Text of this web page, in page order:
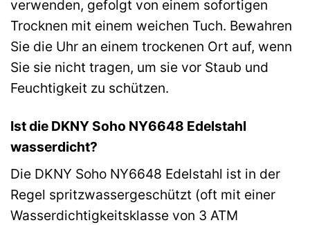
verwenden, gefolgt von einem sofortigen
Trocknen mit einem weichen Tuch. Bewahren
Sie die Uhr an einem trockenen Ort auf, wenn
Sie sie nicht tragen, um sie vor Staub und
Feuchtigkeit zu schützen.
Ist die DKNY Soho NY6648 Edelstahl
wasserdicht?
Die DKNY Soho NY6648 Edelstahl ist in der
Regel spritzwassergeschützt (oft mit einer
Wasserdichtigkeitsklasse von 3 ATM